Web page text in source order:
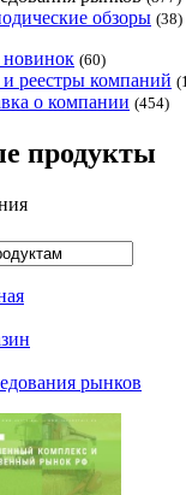
обзоры (38)
новинок (60)
реестры компаний
о компании (454)
продукты
рынков